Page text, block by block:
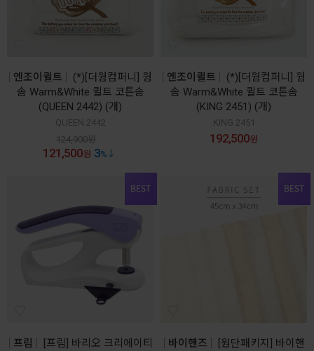
엔조이퀼트
(*)[더웜컴퍼니] 웜
솜 Warm&White 퀼트 코튼솜
(QUEEN 2442) (개)
QUEEN 2442
124,900원
121,500원 3%
엔조이퀼트
(*)[더웜컴퍼니] 웜
솜 Warm&White 퀼트 코튼솜
(KING 2451) (개)
KING 2451
192,500원
프림
[프림] 바리오 크리에이티
바이핸즈
[원단패키지] 바이핸